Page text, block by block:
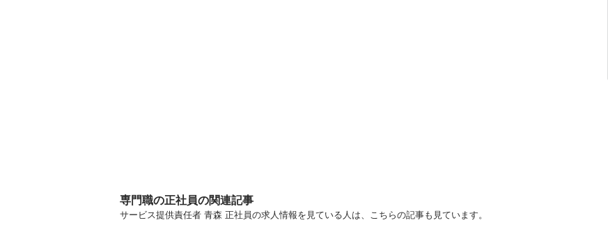
専門職の正社員の関連記事
サービス提供責任者 青森 正社員の求人情報を見ている人は、こちらの記事も見ています。